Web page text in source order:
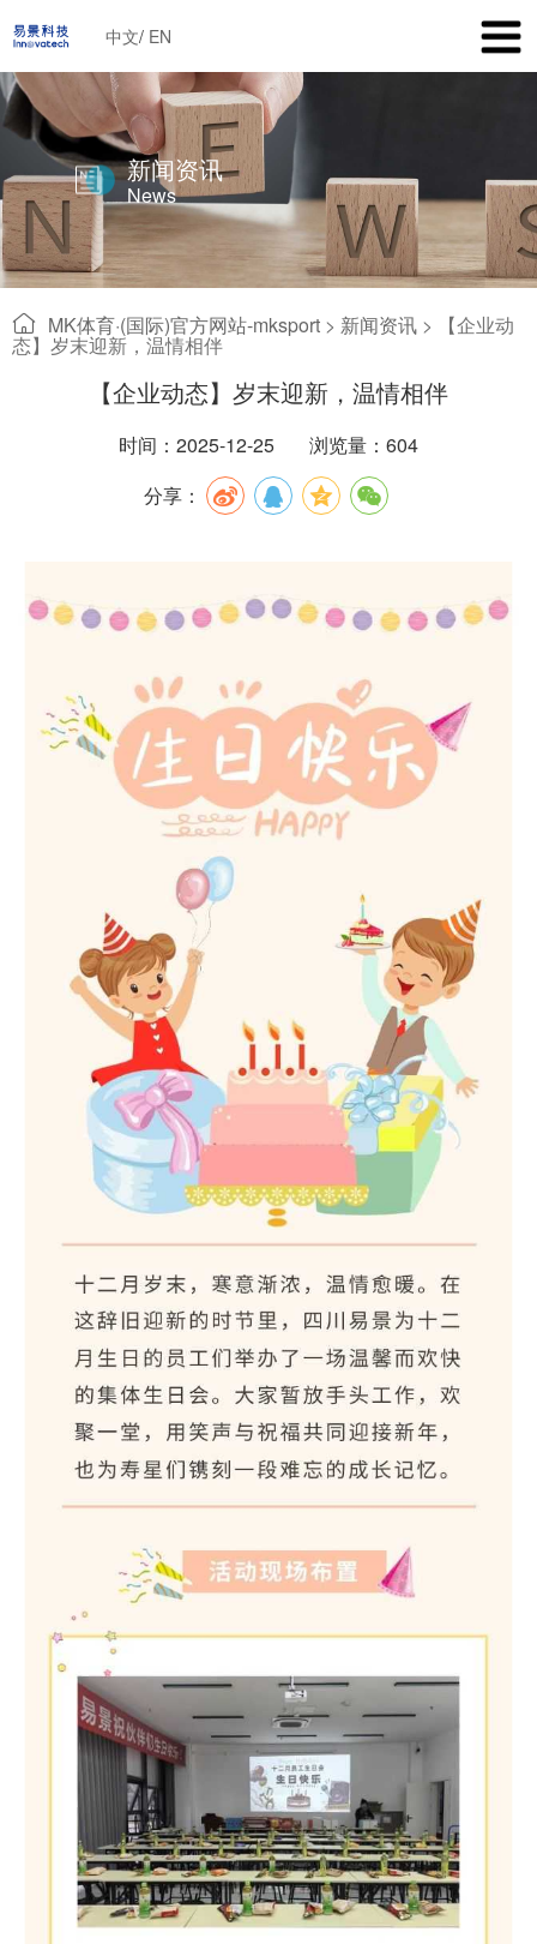
中文/ EN
新闻资讯
News
MK体育·(国际)官方网站-mksport > 新闻资讯 > 【企业动
态】岁末迎新，温情相伴
【企业动态】岁末迎新，温情相伴
时间：2025-12-25
浏览量：604
分享：